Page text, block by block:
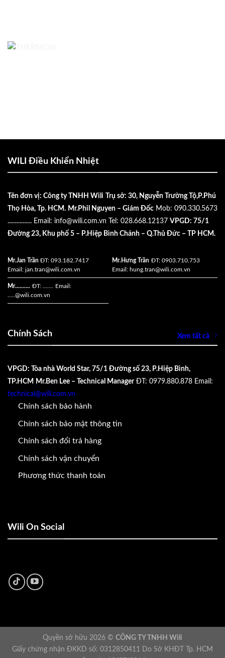
WILI Điều Khiển Nhiệt
Tên đơn vị: Công ty TNHH Wili
Trụ sở: 30, Nguyễn Trường Tộ,P.Phú
Thọ Hòa, Tp. HCM. Mr.Phil Nguyen – Giám Đốc Mob: 090.330.5673
................ Email: info@wili.com.vn Tel: 028.668.12137 VPGD: 75/1
Đường 23, Khu phố 5 – P.Hiệp Bình Chánh – Q.Thủ Đức – TP HCM.
Mr.Jan Trần ĐT: 093.182.7417
Email: jan.tran@wili.com.vn
Mr.Hưng Trần ĐT: 0903.710.753
Email: hung.tran@wili.com.vn
Mr.......... ĐT: ....... Email:
.....@wili.com.vn
Chính Sách Xem tất cả
VPGD: Tòa nhà World Star, 75/1 Đường số 23, P.Hiệp Bình,
TP.HCM Mr.Ben Lee – Technical Manager ĐT: 0979.880.878 Email:
technical@wili.com.vn
Chính sách bảo hành
Chính sách bảo mật thông tin
Chính sách đổi trả hàng
Chính sách vận chuyển
Phương thức thanh toán
Wili On Social
Quyền sở hữu 2026 © CÔNG TY TNHH Wili
Giấy chứng nhận ĐKKD số: 0312850411 Do Sở KHĐT Tp. HCM